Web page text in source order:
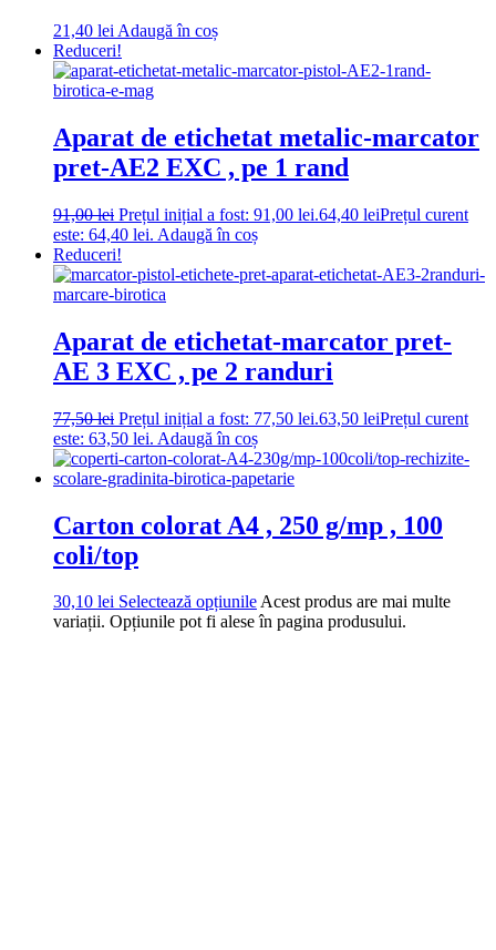
21,40 lei Adaugă în coș
Reduceri!
Aparat de etichetat metalic-marcator
pret-AE2 EXC , pe 1 rand
91,00lei Prețul inițial a fost: 91,00 lei.64,40 leiPrețul curent
este: 64,40 lei. Adaugă în coș
Reduceri!
Aparat de etichetat-marcator pret-
AE 3 EXC , pe 2 randuri
77,50lei Prețul inițial a fost: 77,50 lei.63,50 leiPrețul curent
este: 63,50 lei. Adaugă în coș
Carton colorat A4 , 250 g/mp , 100
coli/top
30,10 lei Selectează opțiunileAcest produs are mai multe
variații. Opțiunile pot fi alese în pagina produsului.